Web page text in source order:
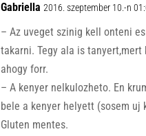
Gabriella 2016. szeptember 10.-n
– Az uveget szinig kell onteni es
takarni. Tegy ala is
ahogy forr.
– A kenyer nelkulozheto. En
bele a kenyer helyett (sosem uj
Gluten mentes.